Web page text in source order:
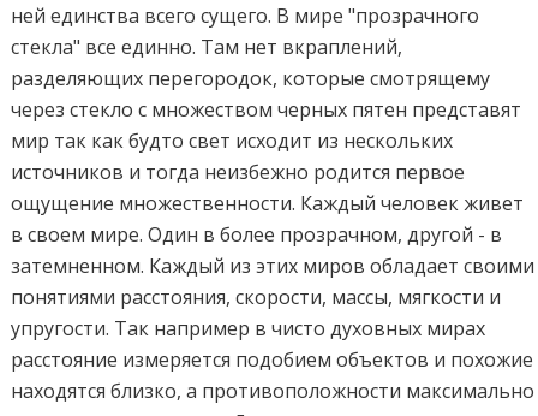
ней единства всего сущего. В мире "прозрачного
стекла" все единно. Там нет вкраплений,
разделяющих перегородок, которые смотрящему
через стекло с множеством черных пятен представят
мир так как будто свет исходит из нескольких
источников и тогда неизбежно родится первое
ощущение множественности. Каждый человек живет
в своем мире. Один в более прозрачном, другой - в
затемненном. Каждый из этих миров обладает своими
понятиями расстояния, скорости, массы, мягкости и
упругости. Так например в чисто духовных мирах
расстояние измеряется подобием объектов и похожие
находятся близко, а противоположности максимально